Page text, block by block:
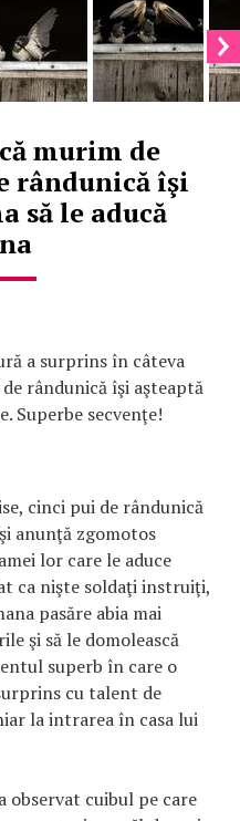
murim de
rândunică îşi
să le aducă
a surprins în câteva
rândunică îşi aşteaptă
Superbe secvenţe!
cinci pui de rândunică
anunţă zgomotos
lor care le aduce
ca nişte soldaţi instruiţi,
pasăre abia mai
şi să le domolească
superb în care o
cu talent de
la intrarea în casa lui
observat cuibul pe care